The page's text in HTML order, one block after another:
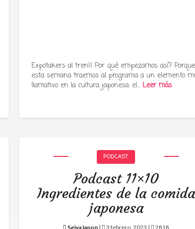
Expotakers al tren!! Por qué empezamos así? Porque
esta semana traemos al programa a un elemento
llamativo en la cultura japonesa: el…Leer más
PODCAST
Podcast 11×10
Ingredientes de la comida
japonesa
SeiyaJapon | 3 febrero, 2023 | 2818